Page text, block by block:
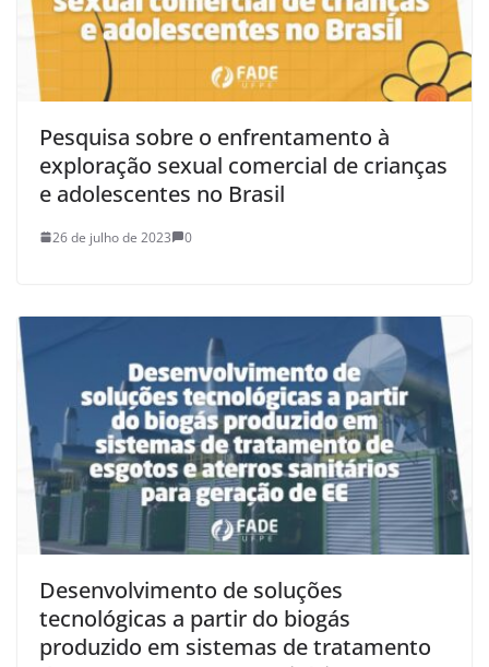
Pesquisa sobre o enfrentamento à
exploração sexual comercial de crianças
e adolescentes no Brasil
26 de julho de 2023 0
Desenvolvimento de soluções
tecnológicas a partir do biogás
produzido em sistemas de tratamento